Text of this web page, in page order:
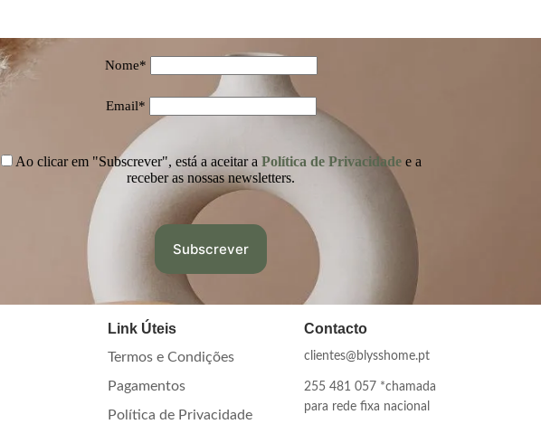
Nome*
Email*
Ao clicar em "Subscrever", está a aceitar a Política de Privacidadee a
receber as nossas newsletters.
Link Úteis
Termos e Condições
Pagamentos
Política de Privacidade
Contacto
clientes@blysshome.pt
255 481 057 *chamada
para rede fixa nacional